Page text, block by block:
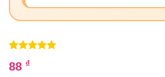
trên 5
dựa trên
88 ₫